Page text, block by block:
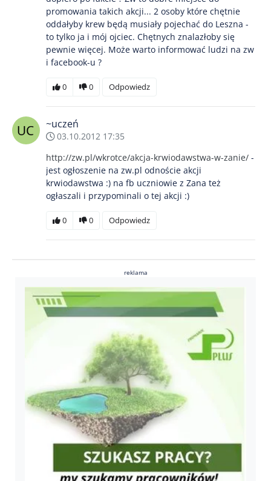
promowania takich akcji... 2 osoby które chętnie
oddałyby krew będą musiały pojechać do Leszna -
to tylko ja i mój ojciec. Chętnych znalazłoby się
pewnie więcej. Może warto informować ludzi na zw
i facebook-u ?
0 0 Odpowiedz
~uczeń
03.10.2012 17:35
http://zw.pl/wkrotce/akcja-krwiodawstwa-w-zanie/ -
jest ogłoszenie na zw.pl odnoście akcji
krwiodawstwa :) na fb uczniowie z Zana też
ogłaszali i przypominali o tej akcji :)
0 0 Odpowiedz
reklama